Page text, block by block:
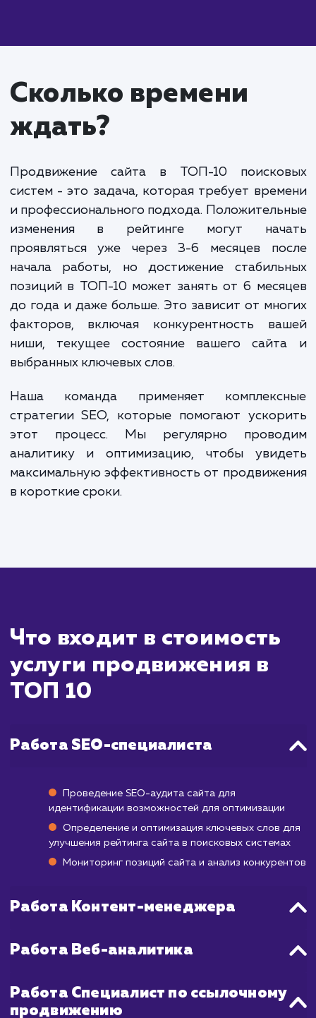
Мы применяем различные методы и стратегии
распространение контента, усиленную работу по
получению качественных обратных ссылок и
другое. Наша задача - не только привести ваш
Важно понимать, что время и затраты на
достижение ТОП-10 могут существенно
варьироваться в зависимости от конкурентной
среды, текущего состояния вашего сайта, ниши
вашего бизнеса и применяемых стратегий.
предлагаем гибкие условия и всегда идем на
клиентам, выбирая наиболее оптимальные и
эффективные варианты продвижения.
Мы ориентируемся на долгосрочные результаты, а не
временные успехи, и стараемся учесть все возможные
всегда оставался в лидерах поисковой выдачи.
ЗАКАЗАТЬ УСЛУГИ
Продвижение сайта в ТОП-10
систем - это задача, которая требует
и профессионального подхода.
начала работы, но достижение
до года и даже больше. Это зависит от
факторов, включая конкурентность
ниши, текущее состояние вашего
выбранных ключевых слов.
стратегии SEO, которые помогают
аналитику и оптимизацию, чтобы
в короткие сроки.